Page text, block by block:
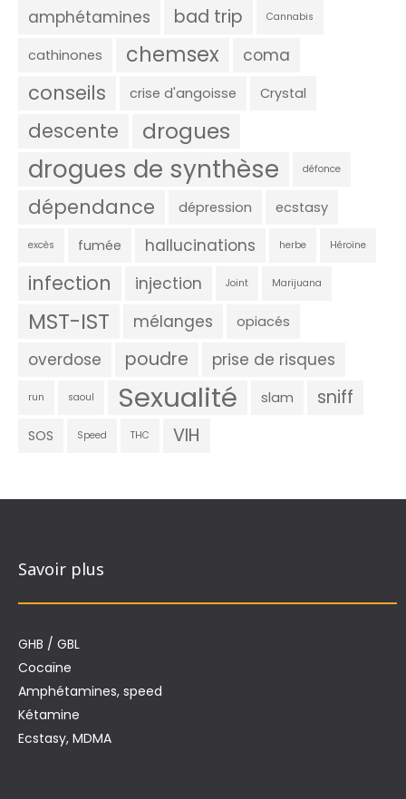
amphétamines bad trip Cannabis
cathinones chemsex coma
conseils crise d'angoisse Crystal
descente drogues
drogues de synthèse défonce
dépendance dépression ecstasy
excès fumée hallucinations herbe Héroïne
infection injection Joint Marijuana
MST-IST mélanges opiacés
overdose poudre prise de risques
run saoul Sexualité slam sniff
SOS Speed THC VIH
Savoir plus
GHB / GBL
Cocaïne
Amphétamines, speed
Kétamine
Ecstasy, MDMA